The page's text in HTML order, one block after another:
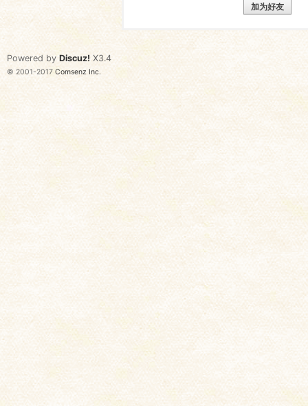
会
加为好友
Powered by Discuz! X3.4
© 2001-2017 Comsenz Inc.